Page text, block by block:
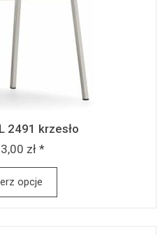
2491 krzesło
zł *
opcje